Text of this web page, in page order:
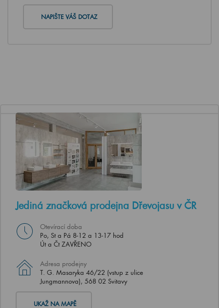
NAPIŠTE VÁŠ DOTAZ
Jediná značková prodejna Dřevojasu v ČR
Otevírací doba
Po, St a Pá 8-12 a 13-17 hod
Út a Čt ZAVŘENO
Adresa prodejny
T. G. Masaryka 46/22 (vstup z ulice
Jungmannova), 568 02 Svitavy
UKAŽ NA MAPĚ